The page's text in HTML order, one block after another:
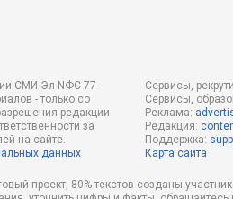
СМИ Эл NФС 77-
- только со
редакции
за
на сайте.
данных
Сервисы,
Сервисы,
Реклама:
Редакция:
Поддержка:
Карта сайта
проект, 80% текстов созданы